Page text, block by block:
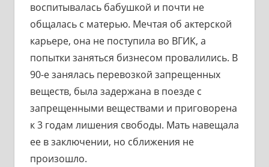
воспитывалась бабушкой и почти не
общалась с матерью. Мечтая об актерской
карьере, она не поступила во ВГИК, а
попытки заняться бизнесом провалились. В
90-е занялась перевозкой запрещенных
веществ, была задержана в поезде с
запрещенными веществами и приговорена
к 3 годам лишения свободы. Мать навещала
ее в заключении, но сближения не
произошло.